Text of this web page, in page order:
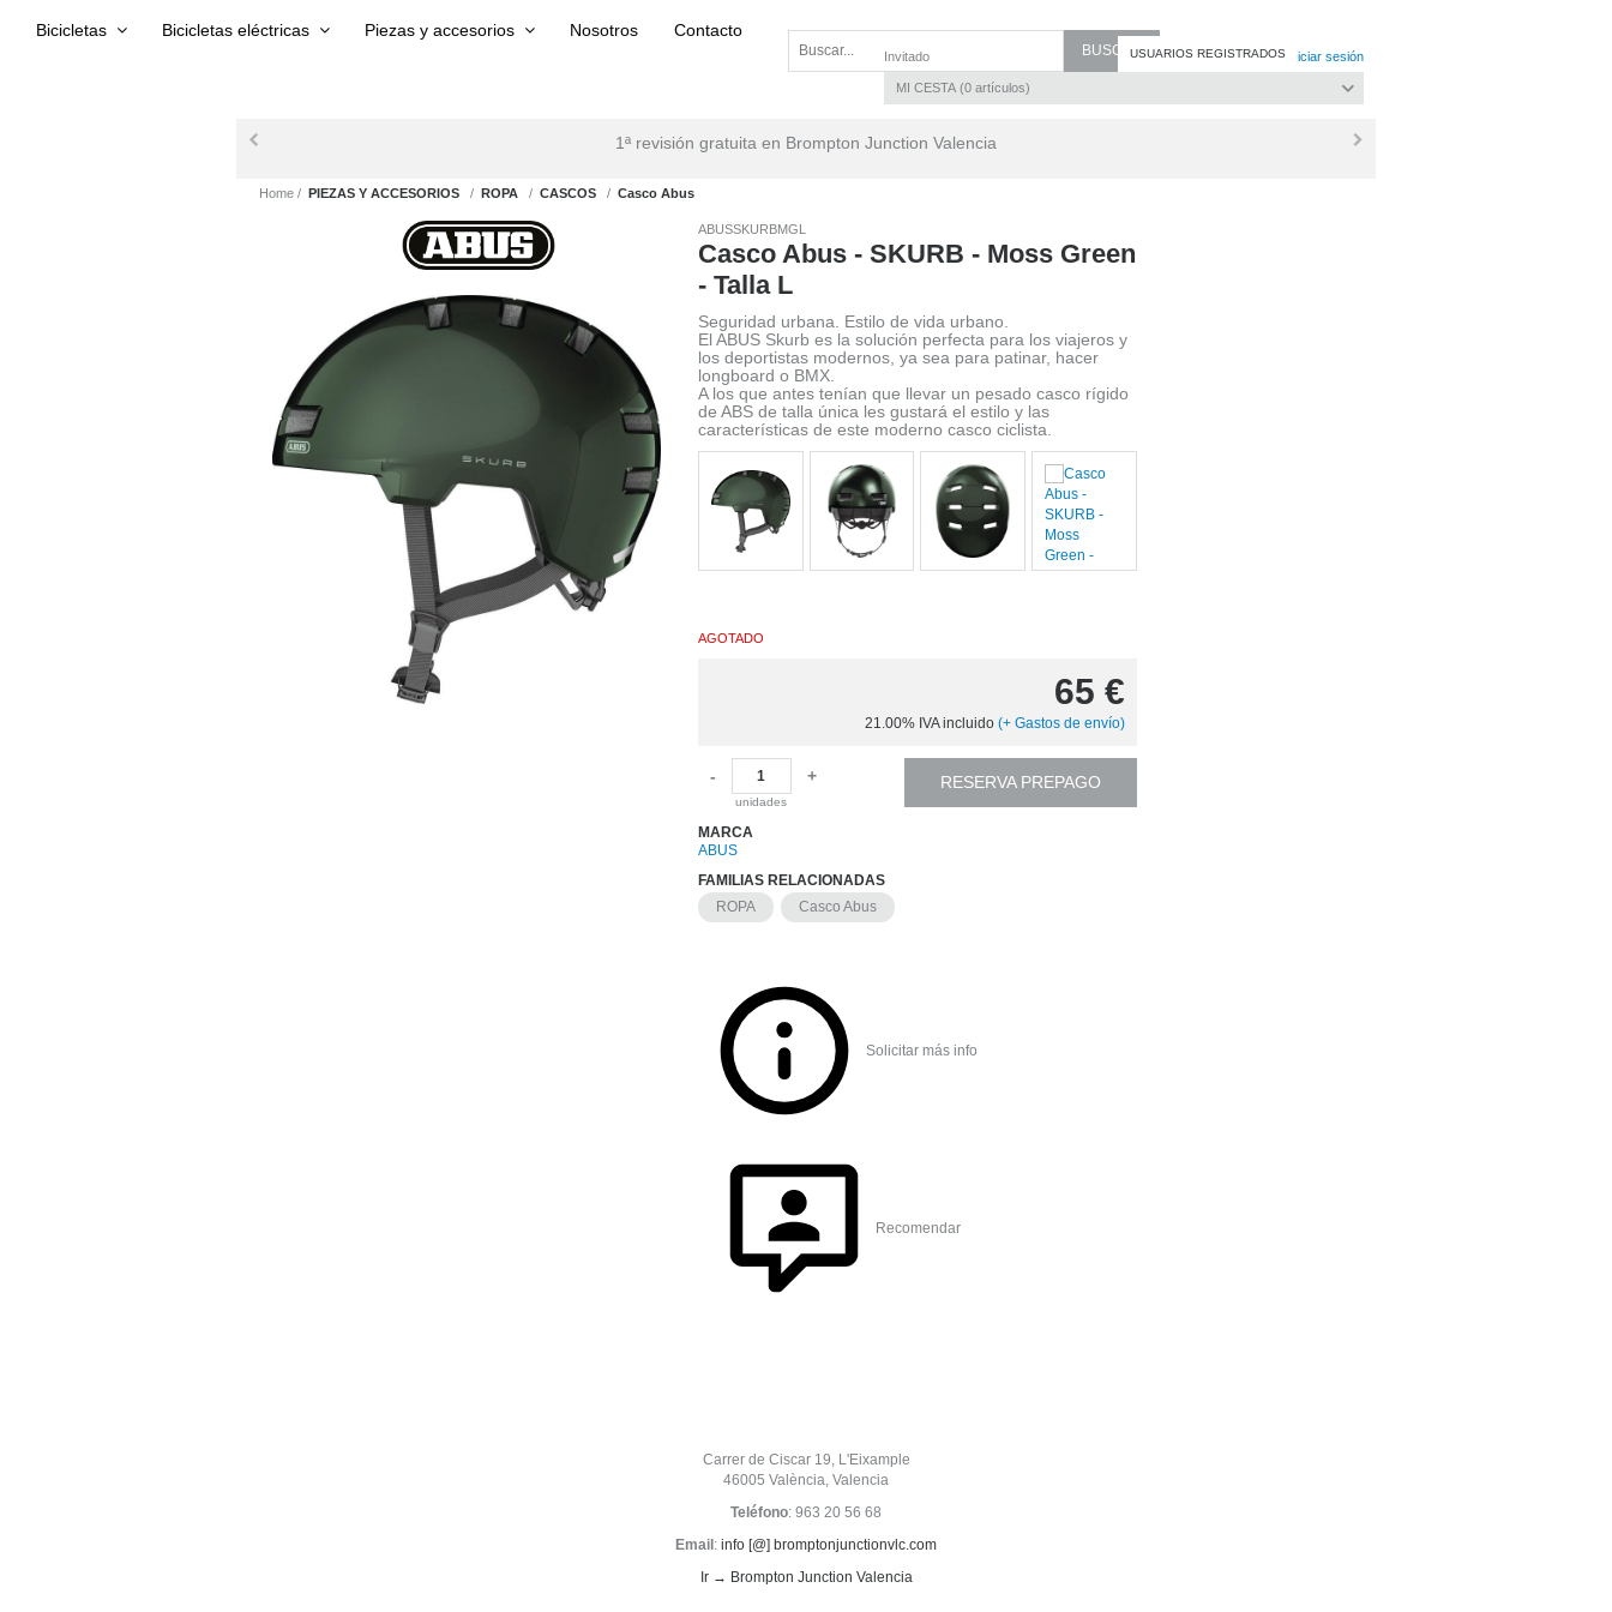
Invitado Registro/ Iniciar sesión
MI CESTA 0 artículos
USUARIOS REGISTRADOS
Bicicletas Bicicletas eléctricas Piezas y accesorios Nosotros Contacto
1ª revisión gratuita en Brompton Junction Valencia
Home PIEZAS Y ACCESORIOS ROPA CASCOS Casco Abus
ABUSSKURBMGL
Casco Abus - SKURB - Moss Green
- Talla L
Seguridad urbana. Estilo de vida urbano.
El ABUS Skurb es la solución perfecta para los viajeros y
los deportistas modernos, ya sea para patinar, hacer
longboard o BMX.
A los que antes tenían que llevar un pesado casco rígido
de ABS de talla única les gustará el estilo y las
características de este moderno casco ciclista.
AGOTADO
65 €
21.00% IVA incluido (+ Gastos de envío)
-
unidades
+ RESERVA PREPAGO
MARCA
ABUS
FAMILIAS RELACIONADAS
ROPA
Casco Abus
Solicitar más info
Recomendar
Carrer de Ciscar 19, L'Eixample
46005 València, Valencia
Teléfono: 963 20 56 68
Email : info [@] bromptonjunctionvlc.com
Ir → Brompton Junction Valencia